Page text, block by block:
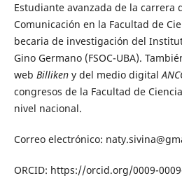
Estudiante avanzada de la carrera
Comunicación en la Facultad de
becaria de investigación del
Gino Germano (FSOC-UBA).
web Billikeny del medio digitalA
congresos de la Facultad de
nivel nacional.
Correo electrónico:
ORCID: https://orcid.org/0009-